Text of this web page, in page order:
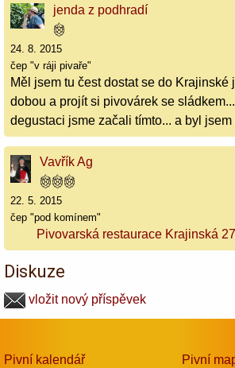
jenda z podhradí
24. 8. 2015
čep "v ráji pivaře"
Měl jsem tu čest dostat se do Krajinské
dobou a projít si pivovárek se
degustaci jsme začali tímto... a byl jsem
Vavřík Ag
22. 5. 2015
čep "pod komínem"
Pivovarská restaurace Krajinská
Diskuze
vložit nový příspěvek
Pivní kalendář
Pivní